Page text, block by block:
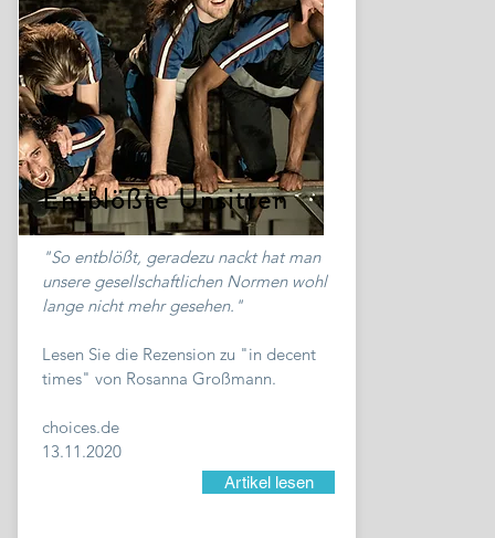
Entblößte Unsitten
"So entblößt, geradezu nackt hat man
unsere gesellschaftlichen Normen wohl
lange nicht mehr gesehen."
Lesen Sie die Rezension zu "in decent
times" von Rosanna Großmann.
choices.de
13.11.2020
Artikel lesen